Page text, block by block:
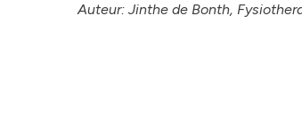
Auteur: Jinthe de Bonth,